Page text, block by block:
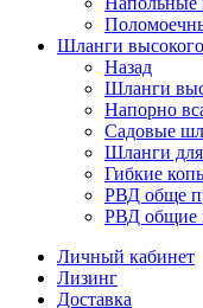
Шланги
Назад
Шланги
Напорно
Садовые
Шланги
Гибкие
РВД обще
РВД общие
Личный кабинет
Лизинг
Доставка